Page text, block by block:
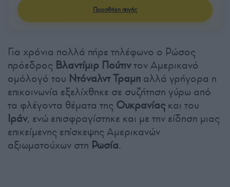
Προσθήκη πηγής
Για χρόνια πολλά πήρε τηλέφωνο ο Ρώσος
πρόεδρος Βλαντίμιρ Πούτιντον Αμερικανό
ομόλογό του Ντόναλντ Τραμπ αλλά γρήγορα η
επικοινωνία εξελίχθηκε σε συζήτηση γύρω από
τα φλέγοντα θέματα της Ουκρανίαςκαι του
Ιράν, ενώ επισφραγίστηκε και με την είδηση μιας
επικείμενης επίσκεψης Αμερικανών
αξιωματούχων στη Ρωσία.